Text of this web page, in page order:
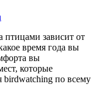
птицами зависит от
время года вы
вы
которые
birdwatching по всему